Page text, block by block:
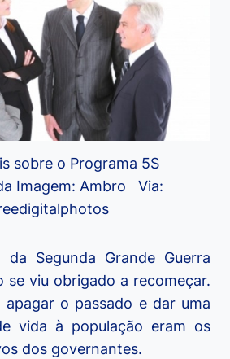
sobre o Programa 5S
Imagem: Ambro Via:
Segunda Grande Guerra
se viu obrigado a recomeçar.
apagar o passado e dar uma
vida à população eram os
dos governantes.